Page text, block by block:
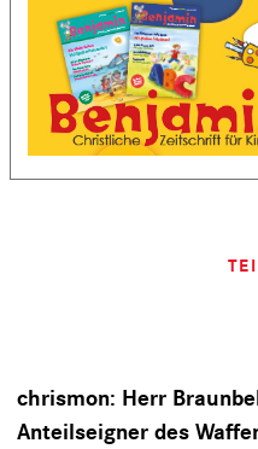
chrismon: Herr
Anteilseigner des